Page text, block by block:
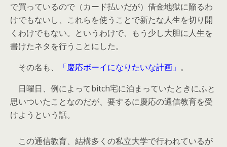
で買っているので（カード払いだが）借金地獄に陥るわ
けでもないし、これらを使うことで新たな人生を切り開
くわけでもない。というわけで、もう少し大胆に人生を
書けたネタを行うことにした。
その名も、
「慶応ボーイになりたいな計画」 。
日曜日、例によってbitch宅に泊まっていたときにふと
思いついたことなのだが、要するに慶応の通信教育を受
けようという話。
この通信教育、結構多くの私立大学で行われているが